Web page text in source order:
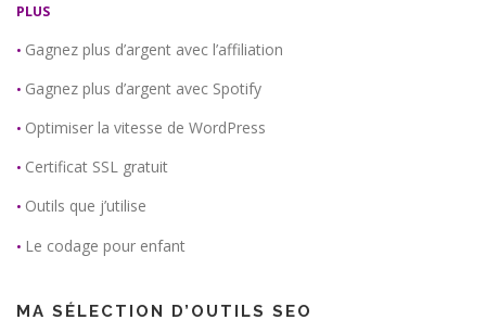
PLUS
• Gagnez plus d’argent avec l’affiliation
• Gagnez plus d’argent avec Spotify
• Optimiser la vitesse de WordPress
• Certificat SSL gratuit
• Outils que j’utilise
• Le codage pour enfant
MA SÉLECTION D’OUTILS SEO